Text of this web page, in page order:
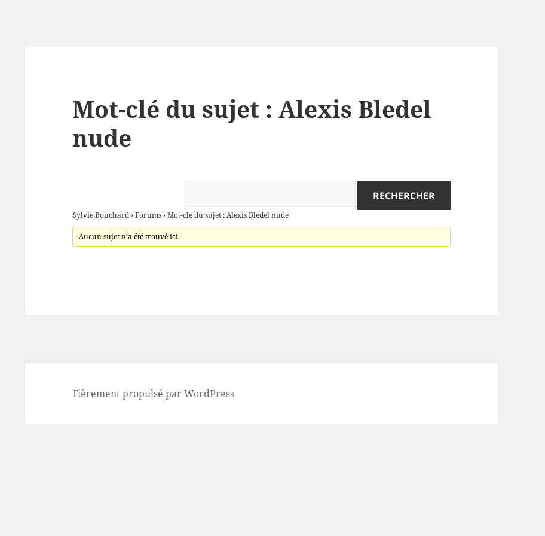
Mot-clé du sujet : Alexis Bledel
nude
Sylvie Bouchard ›Forums ›Mot-clé du sujet : Alexis Bledel nude
Aucun sujet n’a été trouvé ici.
Fièrement propulsé par WordPress